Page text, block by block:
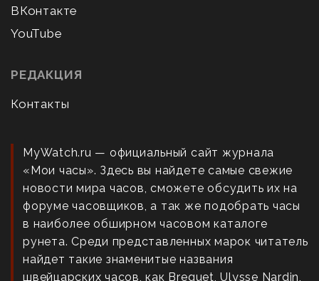
ВКонтакте
YouTube
РЕДАКЦИЯ
Контакты
MyWatch.ru — официальный сайт журнала
«Мои часы». Здесь вы найдете самые свежие
новости мира часов, сможете обсудить их на
форуме часовщиков, а так же подобрать часы
в наиболее обширном часовом каталоге
рунета. Среди представленных марок читатель
найдет такие знаменитые названия
швейцарских часов, как Breguet, Ulysse Nardin,